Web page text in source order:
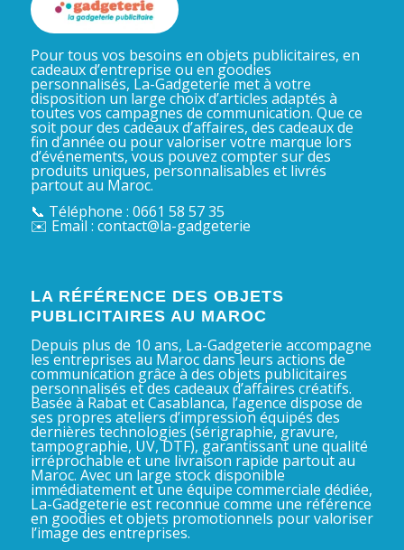
Pour tous vos besoins en objets publicitaires, en
cadeaux d’entreprise ou en goodies
personnalisés, La-Gadgeterie met à votre
disposition un large choix d’articles adaptés à
toutes vos campagnes de communication. Que ce
soit pour des cadeaux d’affaires, des cadeaux de
fin d’année ou pour valoriser votre marque lors
d’événements, vous pouvez compter sur des
produits uniques, personnalisables et livrés
partout au Maroc.
📞 Téléphone : 0661 58 57 35
✉️ Email : contact@la-gadgeterie
LA RÉFÉRENCE DES OBJETS
PUBLICITAIRES AU MAROC
Depuis plus de 10 ans, La-Gadgeterie accompagne
les entreprises au Maroc dans leurs actions de
communication grâce à des objets publicitaires
personnalisés et des cadeaux d’affaires créatifs.
Basée à Rabat et Casablanca, l’agence dispose de
ses propres ateliers d’impression équipés des
dernières technologies (sérigraphie, gravure,
tampographie, UV, DTF), garantissant une qualité
irréprochable et une livraison rapide partout au
Maroc. Avec un large stock disponible
immédiatement et une équipe commerciale dédiée,
La-Gadgeterie est reconnue comme une référence
en goodies et objets promotionnels pour valoriser
l’image des entreprises.